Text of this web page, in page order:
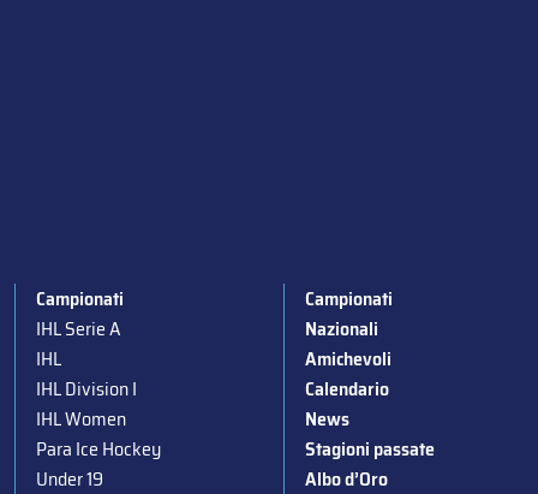
Campionati
IHL Serie A
IHL
IHL Division I
IHL Women
Para Ice Hockey
Under 19
Campionati
Nazionali
Amichevoli
Calendario
News
Stagioni passate
Albo d’Oro